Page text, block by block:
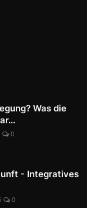
Was die
0
- Integratives
0